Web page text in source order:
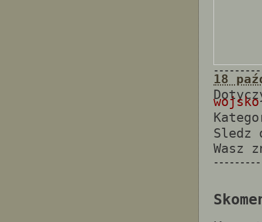
18
wojsko
Sledz
Wasz